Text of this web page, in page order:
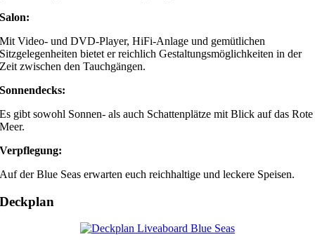
Salon:
Mit Video- und DVD-Player, HiFi-Anlage und gemütlichen
Sitzgelegenheiten bietet er reichlich Gestaltungsmöglichkeiten in der
Zeit zwischen den Tauchgängen.
Sonnendecks:
Es gibt sowohl Sonnen- als auch Schattenplätze mit Blick auf das Rote
Meer.
Verpflegung:
Auf der Blue Seas erwarten euch reichhaltige und leckere Speisen.
Deckplan